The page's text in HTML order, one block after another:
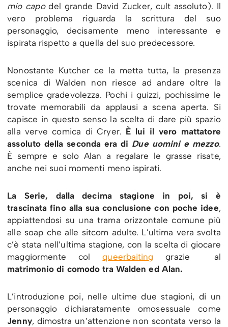
mio capodel grande David Zucker, cult assoluto). Il
vero problema riguarda la scrittura del suo
personaggio, decisamente meno interessante e
ispirata rispetto a quella del suo predecessore.
Nonostante Kutcher ce la metta tutta, la presenza
scenica di Walden non riesce ad andare oltre la
semplice gradevolezza. Pochi i guizzi, pochissime le
trovate memorabili da applausi a scena aperta. Si
capisce in questo senso la scelta di dare più spazio
alla verve comica di Cryer. È lui il vero mattatore
assoluto della seconda era di Due uomini e mezzo.
È sempre e solo Alan a regalare le grasse risate,
anche nei suoi momenti meno ispirati.
La Serie, dalla decima stagione in poi, si è
trascinata fino alla sua conclusione con poche idee,
appiattendosi su una trama orizzontale comune più
alle soap che alle sitcom adulte. L’ultima vera svolta
c’è stata nell’ultima stagione, con la scelta di giocare
maggiormente colqueerbaiting grazie al
matrimonio di comodo tra Walden ed Alan.
L’introduzione poi, nelle ultime due stagioni, di un
personaggio dichiaratamente omosessuale come
Jenny, dimostra un’attenzione non scontata verso la